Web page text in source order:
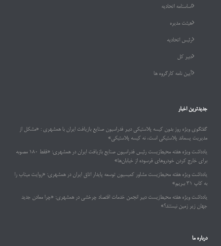
اساسنامه اتحادیه
هیئت مدیره
رئیس اتحادیه
دبیر کل
آیین نامه کارگروه ها
جدیدترین اخبار
گفتگوی ویژه روز بدون کیسه پلاستیکی دبیر فدراسیون صنایع بازیافت ایران با همشهری : «مشکل از
مدیریت پسماند پلاستیکی است، نه کیسه پلاستیکی»
یادداشت ویژه هفته محیط‌زیست رئیس فدراسیون صنایع بازیافت ایران در همشهری: «فقط ۱۸۰ مصوبه
برای خارج کردن خودروهای فرسوده از خیابان‌ها»
یادداشت ویژه هفته محیط‌زیست مشاور کمیسیون توسعه پایدار اتاق ایران در همشهری: «روایت میناب را
به کاپ ۳۱ ببریم»
یادداشت ویژه هفته محیط‌زیست دبیر انجمن خدمات اقتصاد چرخشی در همشهری: «چرا معادن جدید
جهان زیر زمین نیستند؟»
درباره ما